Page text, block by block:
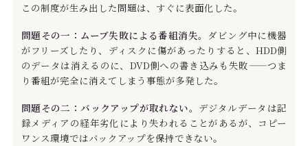
この制度が生み出した問題は、すぐに表面化した。
問題その一：ムーブ失敗による番組消失。 ダビング中に機器
がフリーズしたり、ディスクに傷があったりすると、HDD側
のデータは消えるのに、DVD側への書き込みも失敗——つま
り番組が完全に消えてしまう事態が多発した。
問題その二：バックアップが取れない。 デジタルデータは記
録メディアの経年劣化により失われることがあるが、コピー
ワンス環境ではバックアップを保持できない。